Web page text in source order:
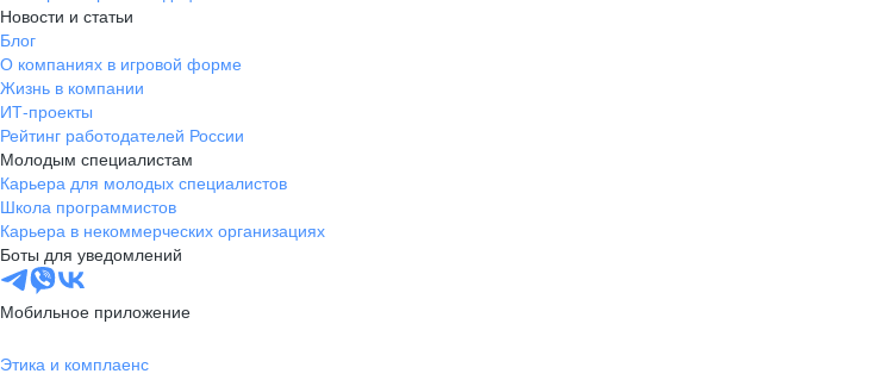
Новости и статьи
Блог
О компаниях в игровой форме
Жизнь в компании
ИТ-проекты
Рейтинг работодателей России
Молодым специалистам
Карьера для молодых специалистов
Школа программистов
Карьера в некоммерческих организациях
Боты для уведомлений
Мобильное приложение
Этика и комплаенс